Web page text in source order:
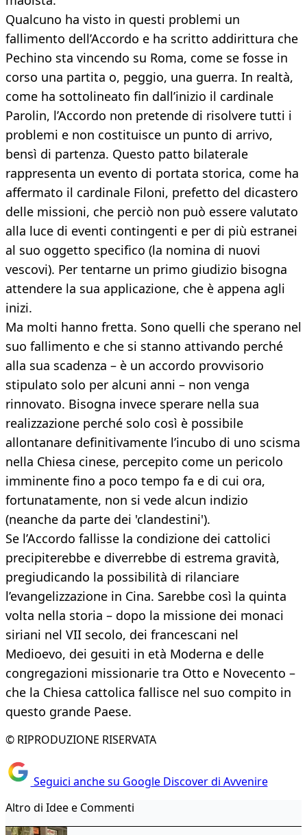
Qualcuno ha visto in questi problemi un
fallimento dell’Accordo e ha scritto addirittura che
Pechino sta vincendo su Roma, come se fosse in
corso una partita o, peggio, una guerra. In realtà,
come ha sottolineato fin dall’inizio il cardinale
Parolin, l’Accordo non pretende di risolvere tutti i
problemi e non costituisce un punto di arrivo,
bensì di partenza. Questo patto bilaterale
rappresenta un evento di portata storica, come ha
affermato il cardinale Filoni, prefetto del dicastero
delle missioni, che perciò non può essere valutato
alla luce di eventi contingenti e per di più estranei
al suo oggetto specifico (la nomina di nuovi
vescovi). Per tentarne un primo giudizio bisogna
attendere la sua applicazione, che è appena agli
inizi.
Ma molti hanno fretta. Sono quelli che sperano nel
suo fallimento e che si stanno attivando perché
alla sua scadenza – è un accordo provvisorio
stipulato solo per alcuni anni – non venga
rinnovato. Bisogna invece sperare nella sua
realizzazione perché solo così è possibile
allontanare definitivamente l’incubo di uno scisma
nella Chiesa cinese, percepito come un pericolo
imminente fino a poco tempo fa e di cui ora,
fortunatamente, non si vede alcun indizio
(neanche da parte dei 'clandestini').
Se l’Accordo fallisse la condizione dei cattolici
precipiterebbe e diverrebbe di estrema gravità,
pregiudicando la possibilità di rilanciare
l’evangelizzazione in Cina. Sarebbe così la quinta
volta nella storia – dopo la missione dei monaci
siriani nel VII secolo, dei francescani nel
Medioevo, dei gesuiti in età Moderna e delle
congregazioni missionarie tra Otto e Novecento –
che la Chiesa cattolica fallisce nel suo compito in
questo grande Paese.
© RIPRODUZIONE RISERVATA
Seguici anche su Google Discover di Avvenire
Altro di Idee e Commenti